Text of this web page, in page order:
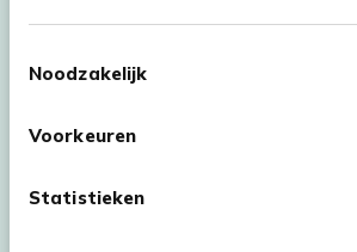
Noodzakelijk
Voorkeuren
Statistieken